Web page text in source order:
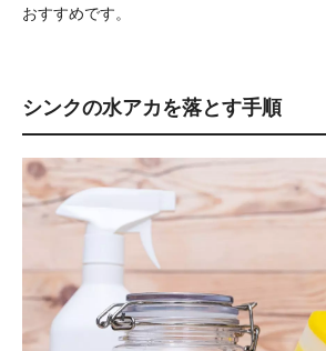
おすすめです。
シンクの水アカを落とす手順